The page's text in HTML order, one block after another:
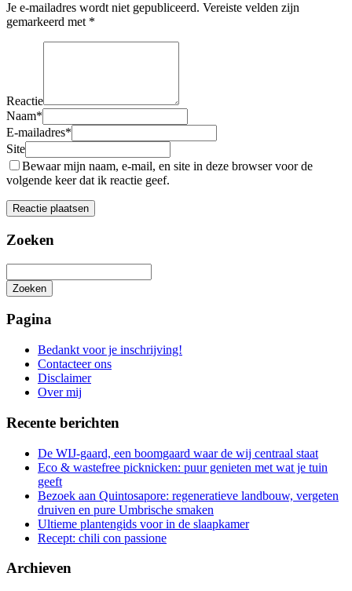
Je e-mailadres wordt niet gepubliceerd. Vereiste velden zijn
gemarkeerd met *
Reactie
Naam*
E-mailadres*
Site
Bewaar mijn naam, e-mail, en site in deze browser voor de
volgende keer dat ik reactie geef.
Zoeken
Zoeken
zoeken
Pagina
Bedankt voor je inschrijving!
Contacteer ons
Disclaimer
Over mij
Recente berichten
De WIJ-gaard, een boomgaard waar de wij centraal staat
Eco & wastefree picknicken: puur genieten met wat je tuin
geeft
Bezoek aan Quintosapore: regeneratieve landbouw, vergeten
druiven en pure Umbrische smaken
Ultieme plantengids voor in de slaapkamer
Recept: chili con passione
Archieven